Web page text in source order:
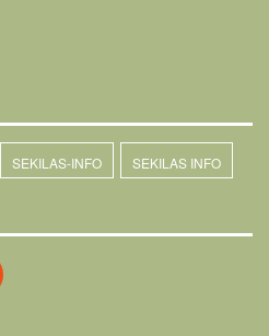
SEKILAS-INFO SEKILAS INFO